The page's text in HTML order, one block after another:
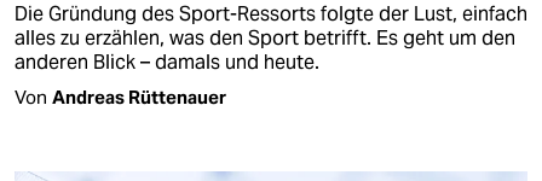
Die Gründung des Sport-Ressorts folgte der Lust, einfach
alles zu erzählen, was den Sport betrifft. Es geht um den
anderen Blick – damals und heute.
Von Andreas Rüttenauer